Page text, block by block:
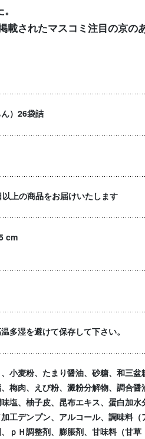
載されたマスコミ注目の京の
）26袋詰
上の商品をお届けいたします
cm
多湿を避けて保存して下さい。
小麦粉、たまり醤油、砂糖、和三
梅肉、えび粉、澱粉分解物、調合
塩、柚子皮、昆布エキス、蛋白加
工デンプン、アルコール、調味料
ｐＨ調整剤、膨脹剤、甘味料（甘